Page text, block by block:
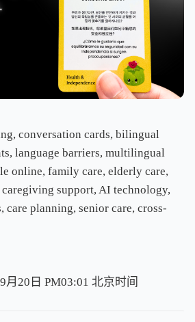
conversation cards, bilingual
language barriers, multilingual
online, family care, elderly care,
support, AI technology,
care planning, senior care, cross-
月20日 PM03:01 北京时间
北京时间